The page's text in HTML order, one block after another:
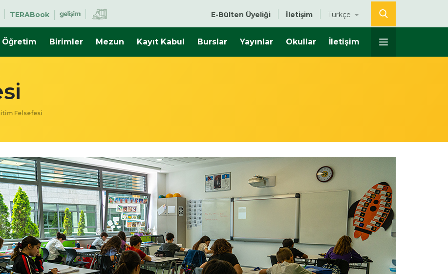
TERABook E-Bülten Üyeliği İletişim Türkçe
Öğretim Birimler Mezun Kayıt Kabul Burslar Yayınlar Okullar İletişim
Felsefesi